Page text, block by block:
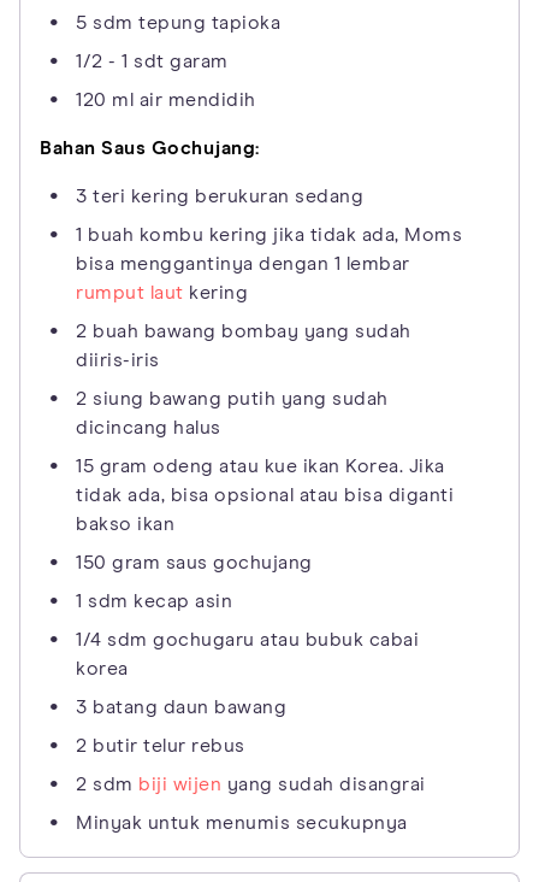
5 sdm tepung tapioka
1/2 - 1 sdt garam
120 ml air mendidih
Bahan Saus Gochujang:
3 teri kering berukuran sedang
1 buah kombu kering jika tidak ada, Moms
bisa menggantinya dengan 1 lembar
rumput laut kering
2 buah bawang bombay yang sudah
diiris-iris
2 siung bawang putih yang sudah
dicincang halus
15 gram odeng atau kue ikan Korea. Jika
tidak ada, bisa opsional atau bisa diganti
bakso ikan
150 gram saus gochujang
1 sdm kecap asin
1/4 sdm gochugaru atau bubuk cabai
korea
3 batang daun bawang
2 butir telur rebus
2 sdm biji wijen yang sudah disangrai
Minyak untuk menumis secukupnya